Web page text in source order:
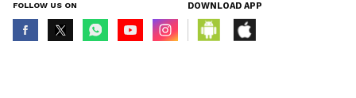
FOLLOW US ON DOWNLOAD APP